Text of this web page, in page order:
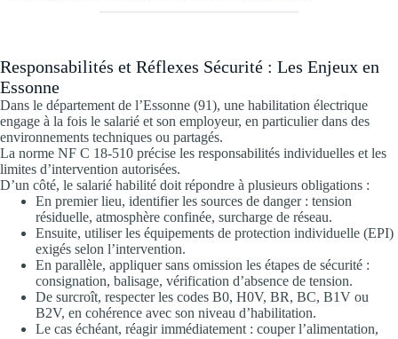
Responsabilités et Réflexes Sécurité : Les Enjeux en
Essonne
Dans le département de l’Essonne (91), une habilitation électrique
engage à la fois le salarié et son employeur, en particulier dans des
environnements techniques ou partagés.
La norme NF C 18-510 précise les responsabilités individuelles et les
limites d’intervention autorisées.
D’un côté, le salarié habilité doit répondre à plusieurs obligations :
En premier lieu, identifier les sources de danger : tension
résiduelle, atmosphère confinée, surcharge de réseau.
Ensuite, utiliser les équipements de protection individuelle (EPI)
exigés selon l’intervention.
En parallèle, appliquer sans omission les étapes de sécurité :
consignation, balisage, vérification d’absence de tension.
De surcroît, respecter les codes B0, H0V, BR, BC, B1V ou
B2V, en cohérence avec son niveau d’habilitation.
Le cas échéant, réagir immédiatement : couper l’alimentation,